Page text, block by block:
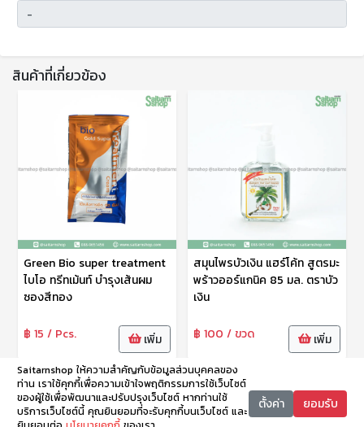
สินค้าที่เกี่ยวข้อง
Green Bio super treatment
ไบโอ ทรีทเม้นท์ บำรุงเส้นผม
ซองสีทอง
฿ 15 / Pcs. เพิ่ม
สมุนไพรบัวเงิน แฮร์โค้ท สูตรมะ
พร้าวออร์แกนิค 85 มล. ตราบัว
เงิน
฿ 100 / ขวด เพิ่ม
Saitarnshop ให้ความสำคัญกับข้อมูลส่วนบุคคลของ
ท่าน เราใช้คุกกี้เพื่อความเข้าใจพฤติกรรมการใช้เว็บไซต์
ของผู้ใช้เพื่อพัฒนาและปรับปรุงเว็บไซต์ หากท่านใช้
บริการเว็บไซต์นี้ คุณยินยอมที่จะรับคุกกี้บนเว็บไซต์ และ
ตั้งค่า ยอมรับ